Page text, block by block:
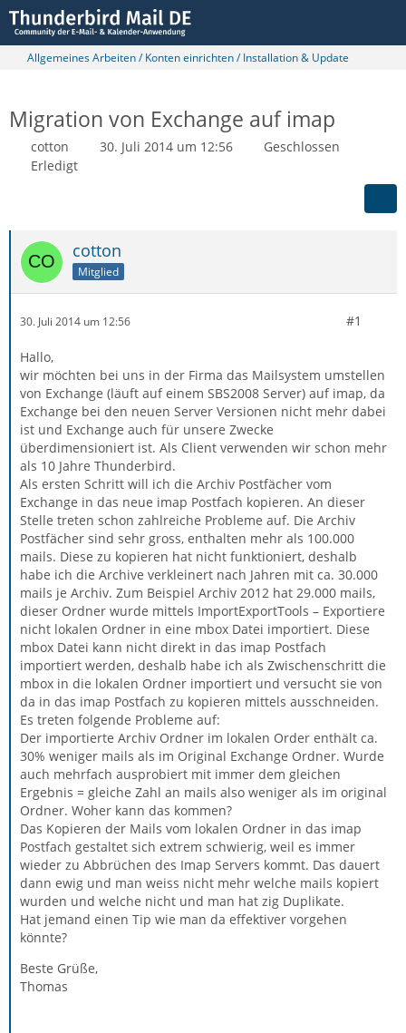
Allgemeines Arbeiten / Konten einrichten / Installation & Update
Migration von Exchange auf imap
cotton 30. Juli 2014 um 12:56
Geschlossen
Erledigt
cotton
Mitglied
30. Juli 2014 um 12:56 #1
Hallo,
wir möchten bei uns in der Firma das Mailsystem umstellen
von Exchange (läuft auf einem SBS2008 Server) auf imap, da
Exchange bei den neuen Server Versionen nicht mehr dabei
ist und Exchange auch für unsere Zwecke
überdimensioniert ist. Als Client verwenden wir schon mehr
als 10 Jahre Thunderbird.
Als ersten Schritt will ich die Archiv Postfächer vom
Exchange in das neue imap Postfach kopieren. An dieser
Stelle treten schon zahlreiche Probleme auf. Die Archiv
Postfächer sind sehr gross, enthalten mehr als 100.000
mails. Diese zu kopieren hat nicht funktioniert, deshalb
habe ich die Archive verkleinert nach Jahren mit ca. 30.000
mails je Archiv. Zum Beispiel Archiv 2012 hat 29.000 mails,
dieser Ordner wurde mittels ImportExportTools – Exportiere
nicht lokalen Ordner in eine mbox Datei importiert. Diese
mbox Datei kann nicht direkt in das imap Postfach
importiert werden, deshalb habe ich als Zwischenschritt die
mbox in die lokalen Ordner importiert und versucht sie von
da in das imap Postfach zu kopieren mittels ausschneiden.
Es treten folgende Probleme auf:
Der importierte Archiv Ordner im lokalen Order enthält ca.
30% weniger mails als im Original Exchange Ordner. Wurde
auch mehrfach ausprobiert mit immer dem gleichen
Ergebnis = gleiche Zahl an mails also weniger als im original
Ordner. Woher kann das kommen?
Das Kopieren der Mails vom lokalen Ordner in das imap
Postfach gestaltet sich extrem schwierig, weil es immer
wieder zu Abbrüchen des Imap Servers kommt. Das dauert
dann ewig und man weiss nicht mehr welche mails kopiert
wurden und welche nicht und man hat zig Duplikate.
Hat jemand einen Tip wie man da effektiver vorgehen
könnte?
Beste Grüße,
Thomas